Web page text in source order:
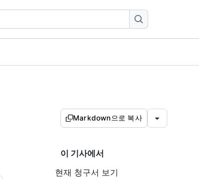
Markdown으로 복사
이 기사에서
현재 청구서 보기